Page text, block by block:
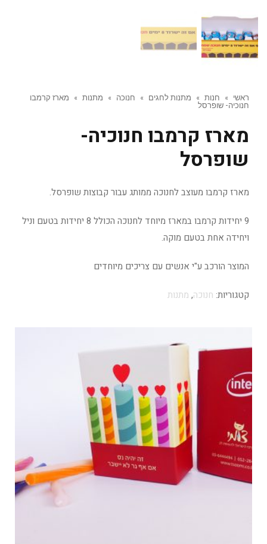
ראשי » חנות » מתנות לחגים » חנוכה » מתנות »
מארז קרמבו
חנוכיה- שופרסל
מארז קרמבו חנוכיה-
שופרסל
מארז קרמבו מעוצב לחנוכה ממותג עבור קבוצות שופרסל.
9 יחידות קרמבו במארז מיוחד לחנוכה הכולל 8 יחידות בטעם וניל
ויחידה אחת בטעם מוקה.
המוצר הורכב ע"י אנשים עם צריכים מיוחדים
קטגוריות: חנוכה, מתנות